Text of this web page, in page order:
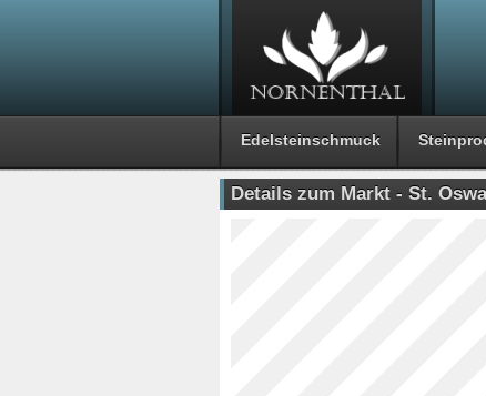
Edelsteinschmuck
Details zum Markt - St.